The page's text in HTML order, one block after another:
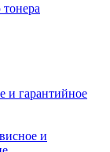
и гарантийное
и